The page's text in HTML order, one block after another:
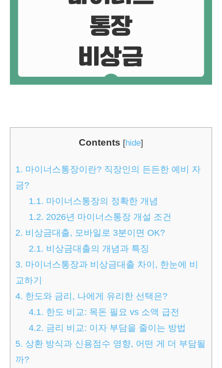
Contents [hide]
1. 마이너스통장이란? 직장인의 든든한 예비 자
금?
1.1. 마이너스통장의 정확한 개념
1.2. 2026년 마이너스통장 개설 조건
2. 비상금대출, 모바일로 3분이면 OK?
2.1. 비상금대출의 개념과 특징
3. 마이너스통장과 비상금대출 차이, 한눈에 비
교하기
4. 한도와 금리, 나에게 유리한 선택은?
4.1. 한도 비교: 목돈 필요 vs 소액 급전
4.2. 금리 비교: 이자 부담을 줄이는 방법
5. 상환 방식과 신용점수 영향, 어떤 게 더 부담될
까?